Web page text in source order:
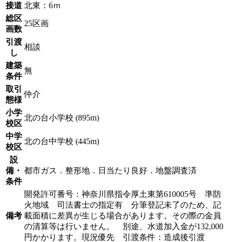
接道 北東：6ｍ
総区
画数
25区画
引渡
し
相談
建築
条件
無
取引
態様
仲介
小学
校区
北の台小学校 (895m)
中学
校区
北の台中学校 (445m)
設
備・
条件
都市ガス．整形地．日当たり良好．地盤調査済
備考
開発許可番号：神奈川県指令厚土東第610005号 準防
火地域 司法書士の指定有 分筆登記未了のため、記
載面積に差異が生じる場合があります。その際の金員
の清算等は行いません。 別途、水道加入金が132,000
円かかります。現況優先 引渡条件：造成後引渡